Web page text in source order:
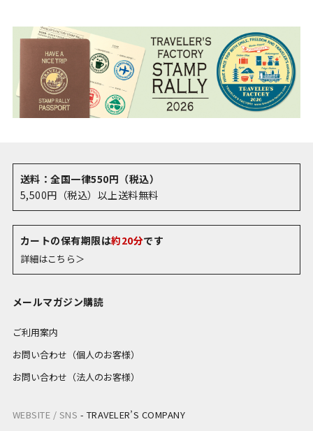
送料：全国一律550円（税込）
5,500円（税込）以上送料無料
カートの保有期限は約20分です
詳細はこちら＞
メールマガジン購読
ご利用案内
お問い合わせ（個人のお客様）
お問い合わせ（法人のお客様）
WEBSITE / SNS - TRAVELER’S COMPANY